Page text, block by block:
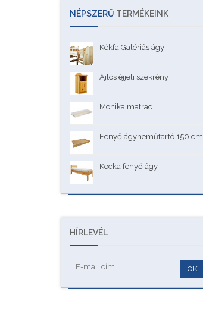
NÉPSZERŰ TERMÉKEINK
Kékfa Galériás ágy
Ajtós éjjeli szekrény
Monika matrac
Fenyő ágyneműtartó 150 cm
Kocka fenyő ágy
HÍRLEVÉL
OK